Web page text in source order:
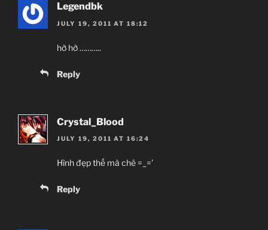
Legendbk
JULY 19, 2011 AT 18:12
hờ hờ ………..
Reply
Crystal_Blood
JULY 19, 2011 AT 16:24
Hình đẹp thế mà chê =_=’
Reply